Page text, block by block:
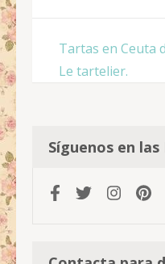
de
Tartas en Ceuta
Le tartelier.
Síguenos en las